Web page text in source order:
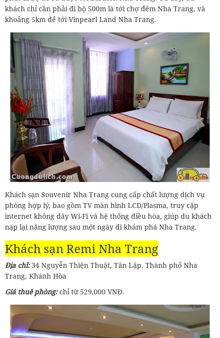
khách chỉ cần phải đi bộ 500m là tới chợ đêm Nha Trang, và
khoảng 5km để tới Vinpearl Land Nha Trang.
Khách sạn Souvenir Nha Trang cung cấp chất lượng dịch vụ
phòng hợp lý, bao gồm TV màn hình LCD/Plasma, truy cập
internet không dây Wi-Fi và hệ thống điều hòa, giúp du khách
nạp lại năng lượng sau một ngày đi khám phá Nha Trang.
Khách sạn Remi Nha Trang
Địa chỉ:34 Nguyễn Thiện Thuật, Tân Lập, Thành phố Nha
Trang, Khánh Hòa
Giá thuê phòng:chỉ từ 529,000 VNĐ.